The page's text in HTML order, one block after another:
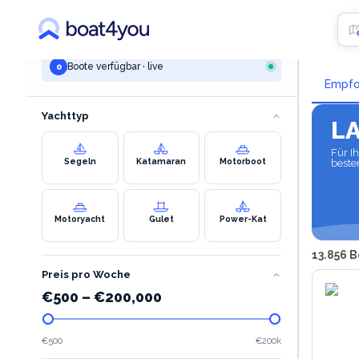
IHRE SUCHE
zadar
0 Boote verfügbar · live
Yachttyp
Segeln Katamaran Motorboot
Motoryacht Gulet Power-Kat
Preis pro Woche
€500 – €200,000
€500 €200k
Für
13.856